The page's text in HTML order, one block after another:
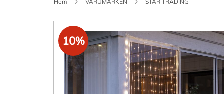
Hem VARUMÄRKEN STAR TRADING
Hoppa
till
slutet
bildgalleriet
10%